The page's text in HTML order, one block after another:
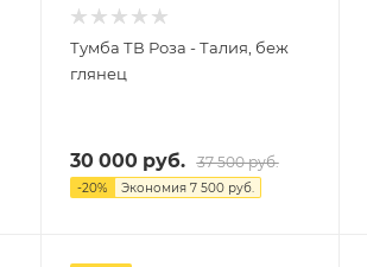
Тумба ТВ Роза - Талия, беж
глянец
30 000 руб. 37 500руб.
-20% Экономия 7 500руб.